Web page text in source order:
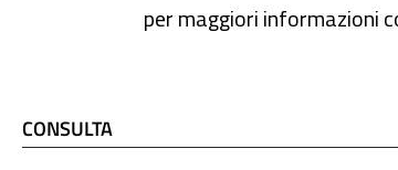
per maggiori informazioni
TI POTREBBE INTERESSARE
CONSULTA